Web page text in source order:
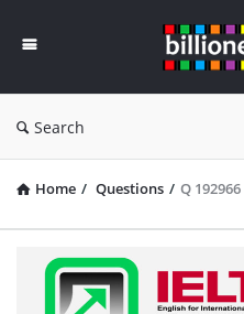
Essays
Search
Home / Questions / Q 192966